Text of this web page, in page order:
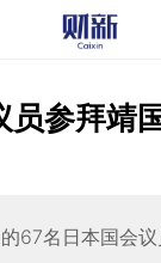
员参拜靖
67名日本国会